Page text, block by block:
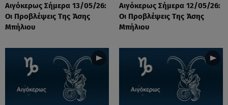
Αιγόκερως Σήμερα 13/05/26:
Οι Προβλέψεις Της Άσης
Μπήλιου
Αιγόκερως Σήμερα 12/05/26:
Οι Προβλέψεις Της Άσης
Μπήλιου